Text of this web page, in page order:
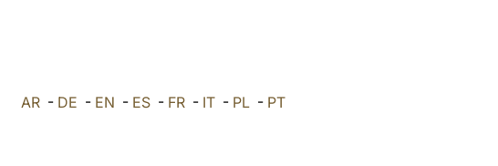
AR - DE - EN - ES - FR - IT - PL - PT